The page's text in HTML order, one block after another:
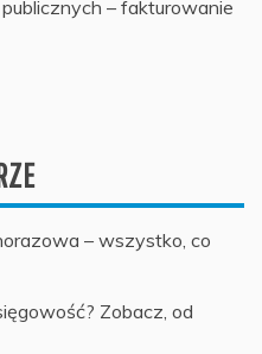
– fakturowanie
– wszystko, co
Zobacz, od